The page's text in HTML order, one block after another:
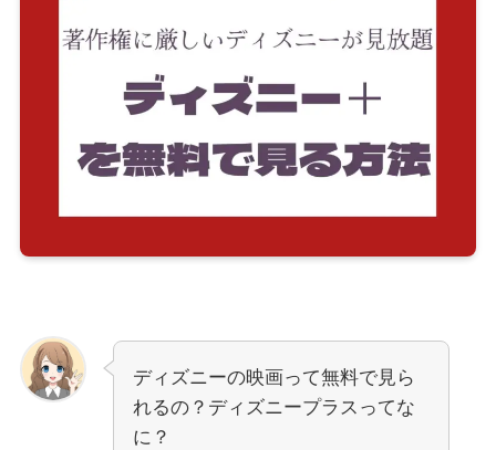
ディズニーの映画って無料で見ら
れるの？ディズニープラスってな
に？